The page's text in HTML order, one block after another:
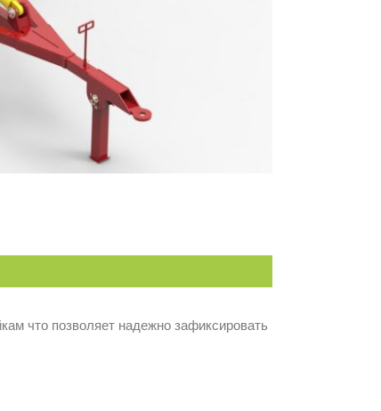
что позволяет надежно зафиксировать